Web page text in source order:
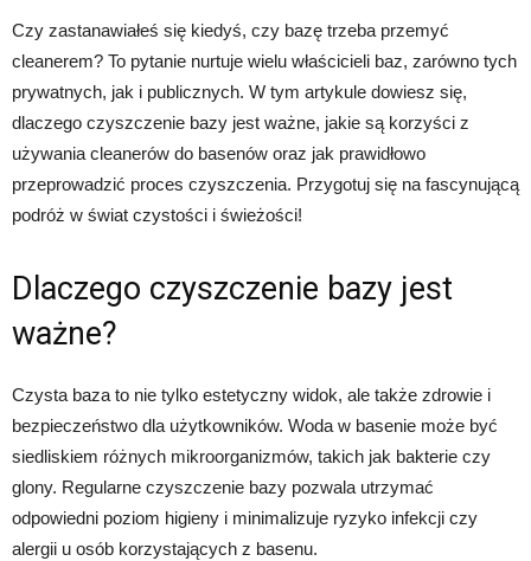
Czy zastanawiałeś się kiedyś, czy bazę trzeba przemyć
cleanerem? To pytanie nurtuje wielu właścicieli baz, zarówno tych
prywatnych, jak i publicznych. W tym artykule dowiesz się,
dlaczego czyszczenie bazy jest ważne, jakie są korzyści z
używania cleanerów do basenów oraz jak prawidłowo
przeprowadzić proces czyszczenia. Przygotuj się na fascynującą
podróż w świat czystości i świeżości!
Dlaczego czyszczenie bazy jest
ważne?
Czysta baza to nie tylko estetyczny widok, ale także zdrowie i
bezpieczeństwo dla użytkowników. Woda w basenie może być
siedliskiem różnych mikroorganizmów, takich jak bakterie czy
glony. Regularne czyszczenie bazy pozwala utrzymać
odpowiedni poziom higieny i minimalizuje ryzyko infekcji czy
alergii u osób korzystających z basenu.